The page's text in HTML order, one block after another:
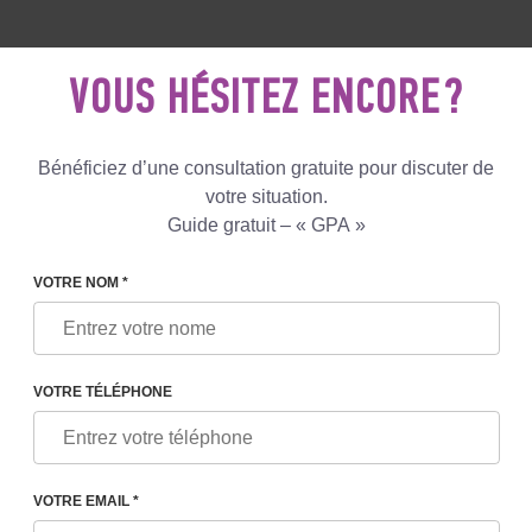
081 801 +447587761507
Avis Le blog Programmes
EURO
- 1350 EURO
VOUS HÉSITEZ ENCORE ?
Bénéficiez d’une consultation gratuite pour discuter de
votre situation.
Guide gratuit – « GPA »
VOTRE NOM *
VOTRE TÉLÉPHONE
VOTRE EMAIL *